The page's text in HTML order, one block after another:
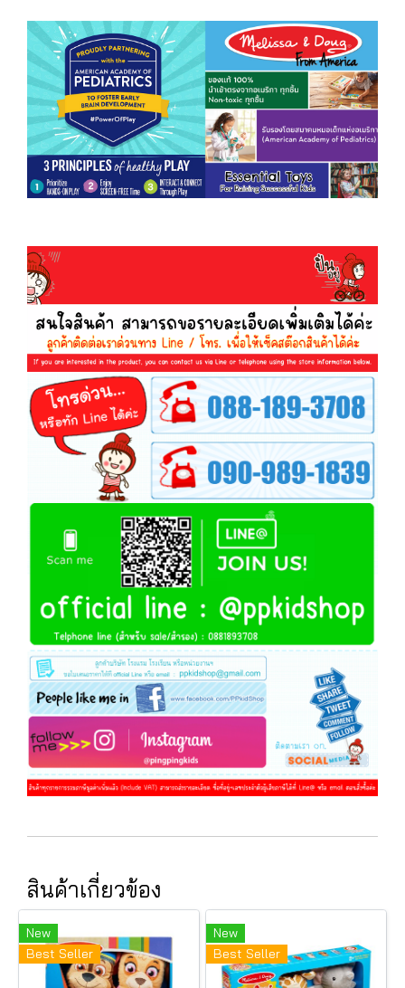
สินค้าเกี่ยวข้อง
New
Best Seller
New
Best Seller